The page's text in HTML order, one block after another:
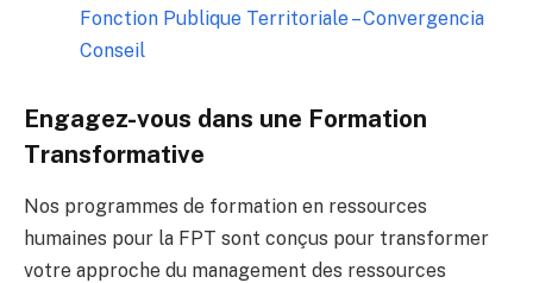
Fonction Publique Territoriale – Convergencia
Conseil
Engagez-vous dans une Formation
Transformative
Nos programmes de formation en ressources
humaines pour la FPT sont conçus pour transformer
votre approche du management des ressources